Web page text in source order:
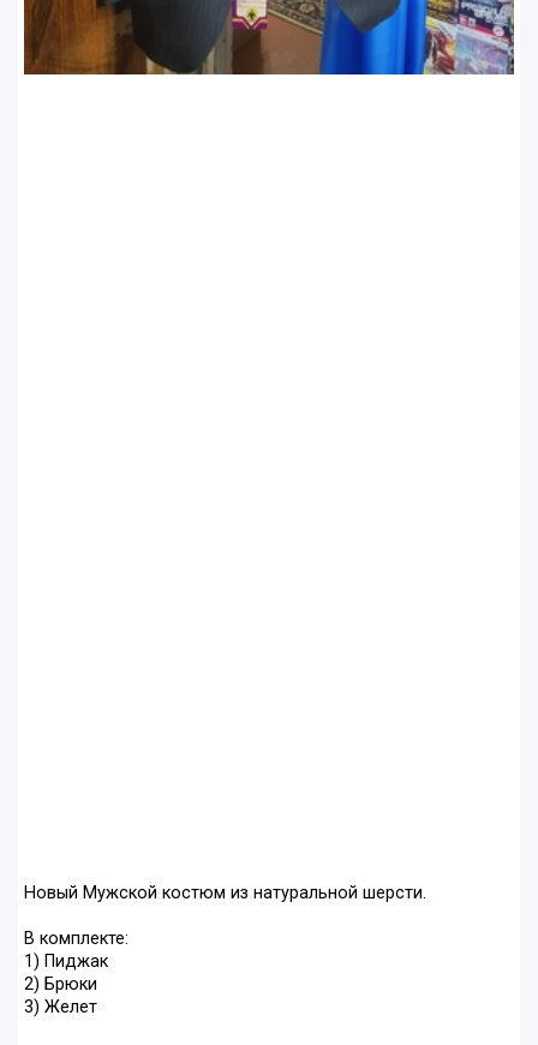
Новый Мужской костюм из натуральной шерсти.
В комплекте:
1) Пиджак
2) Брюки
3) Желет